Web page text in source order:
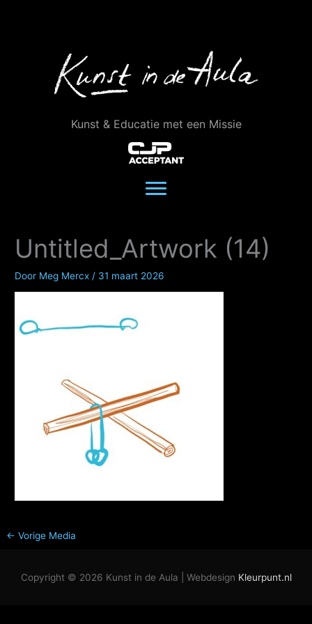
Kunst & Educatie met een Missie
Untitled_Artwork (14)
Door Meg Mercx / 31 maart 2026
← Vorige Media
Copyright © 2026 Kunst in de Aula | Webdesign Kleurpunt.nl